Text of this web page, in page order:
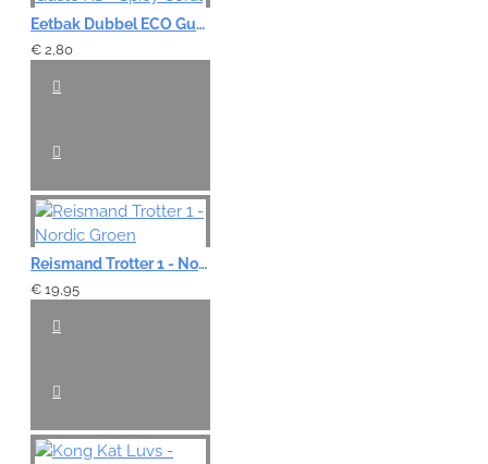
Eetbak Dubbel ECO Gusto XS - Spicy Coral
€ 2,80
Reismand Trotter 1 - Nordic Groen
€ 19,95